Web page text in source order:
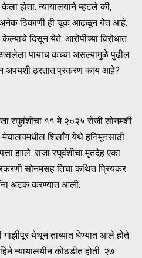
होता. न्यायालयाने म्हटले की,
अनेक ठिकाणी ही चूक आढळून येत आहे.
दिसून येते. आरोपीच्या विरोधात
पायाच कच्चा असल्यामुळे पुढील
अपयशी ठरतात.प्रकरण काय आहे?
रघुवंशीचा ११ मे २०२५ रोजी सोनमशी
मेघालयमधील शिलाँग येथे हनिमूनसाठी
झाले. राजा रघुवंशीचा मृतदेह एका
सोनमसह तिचा कथित प्रियकर
अटक करण्यात आली.
येथून ताब्यात घेण्यात आले होते.
न्यायालयीन कोठडीत होती. २७